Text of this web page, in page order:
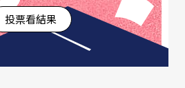
《彩虹連結》是一座無限大的
的茅草雜貨屋，無限大可指向
似家族和血緣牽繫的紐帶關
投票看結果